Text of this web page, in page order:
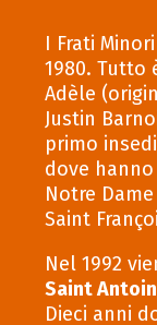
I Frati
1980. Tutto
Adèle
Justin
primo
dove
Notre
Saint
Nel 1992
Saint
Dieci anni